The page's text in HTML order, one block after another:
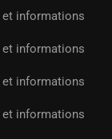
informations
informations
informations
informations